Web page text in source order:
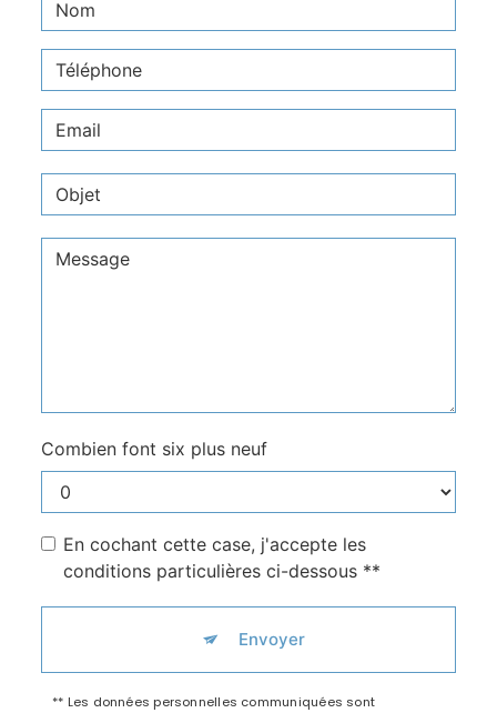
Combien font six plus neuf
En cochant cette case, j'accepte les
conditions particulières ci-dessous **
Envoyer
** Les données personnelles communiquées sont